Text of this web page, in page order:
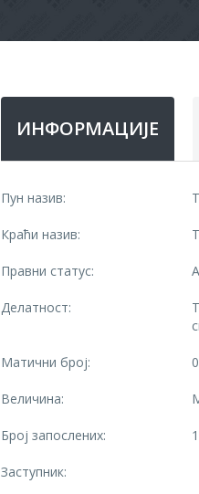
ИНФОРМАЦИЈЕ
Пун назив:
Краћи назив:
Правни статус:
Делатност:
Матични број:
Величина:
Број запослених: 1
Заступник: